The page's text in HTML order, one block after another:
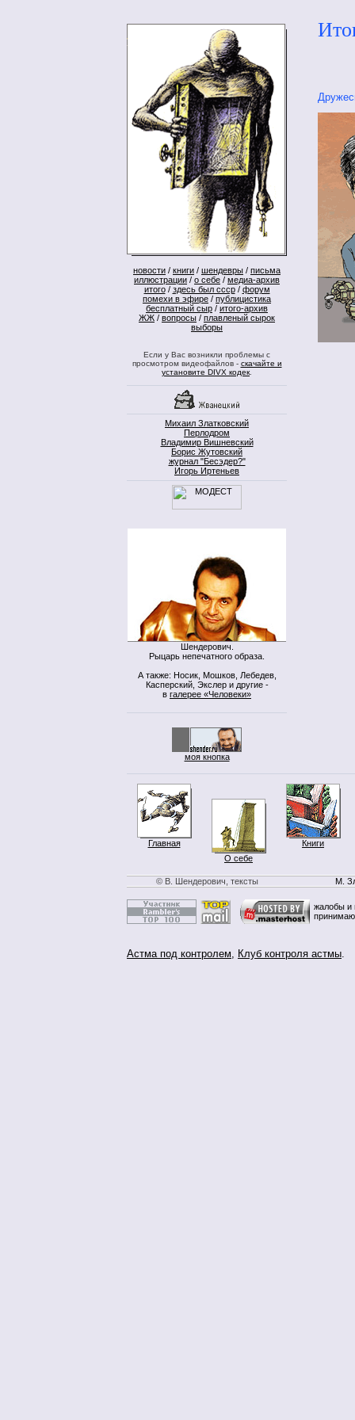
новости / книги / шендевры / письма
иллюстрации / о себе / медиа-архив
итого/ здесь был ссср/ форум
помехи в эфире / публицистика
бесплатный сыр / итого-архив
ЖЖ / вопросы / плавленый сырок
выборы
Если у Вас возникли проблемы с
просмотром видеофайлов - скачайте и
установите DIVX кодек
Михаил Златковский
Перлодром
Владимир Вишневский
Борис Жутовский
журнал "Бесэдер?"
Игорь Иртеньев
Шендерович.
Рыцарь непечатного образа.
А также: Носик, Мошков, Лебедев,
Касперский, Экслер и другие -
в галерее «Человеки»
моя кнопка
Главная
О себе
Книги
© В. Шендерович, тексты М.
жалобы и
Астма под контролем, Клуб контроля астмы.